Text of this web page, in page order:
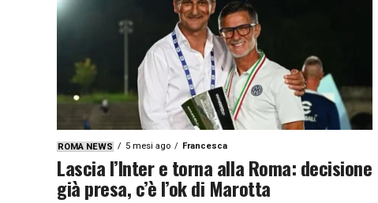
ROMA NEWS 5 mesi ago Francesca
Lascia l’Inter e torna alla Roma: decisione
già presa, c’è l’ok di Marotta